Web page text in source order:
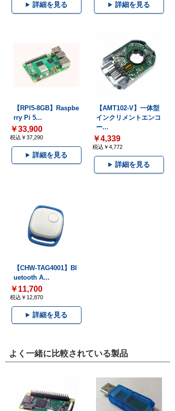
詳細を見る 詳細を見る
【RPI5-8GB】Raspbe
rry Pi 5...
￥33,900
税込￥37,290
詳細を見る
【AMT102-V】一体型
インクリメントエンコ
ー...
￥4,339
税込￥4,772
詳細を見る
【CHW-TAG4001】Bl
uetooth A...
￥11,700
税込￥12,870
詳細を見る
よく一緒に比較されている製品